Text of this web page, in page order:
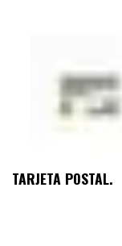
TARJETA POSTAL.